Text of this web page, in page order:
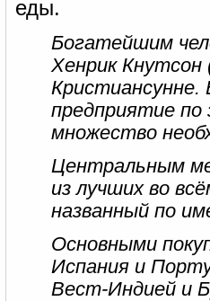
еды.
Богатейшим
Хенрик Кнутсон
Кристиансунне.
предприятие по
множество
Центральным
из лучших во
названный по
Основными
Испания и
Вест-Индией и